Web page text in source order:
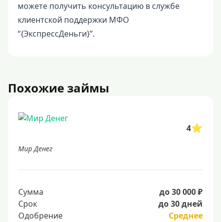
можете получить консультацию в службе
клиентской поддержки МФО
“{ЭкспрессДеньги}”.
Похожие займы
4
Мир Денег
Сумма
до 30 000 ₽
Срок
до 30 дней
Одобрение
Среднее